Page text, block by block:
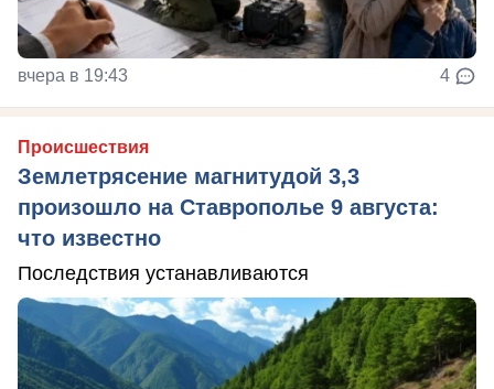
вчера в 19:43 4
Происшествия
Землетрясение магнитудой 3,3
произошло на Ставрополье 9 августа:
что известно
Последствия устанавливаются